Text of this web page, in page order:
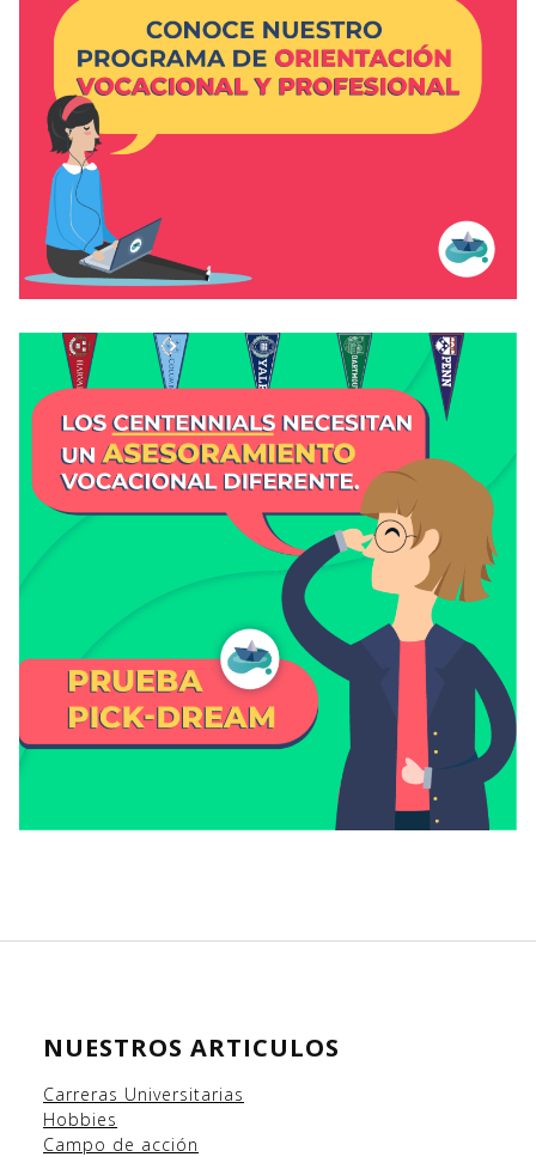
NUESTROS ARTICULOS
Carreras Universitarias
Hobbies
Campo de acción